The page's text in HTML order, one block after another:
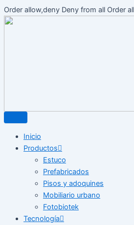
Order allow,deny Deny from all Order
Inicio
Productos
Estuco
Prefabricados
Pisos y adoquines
Mobiliario urbano
Fotobiotek
Tecnología
por: